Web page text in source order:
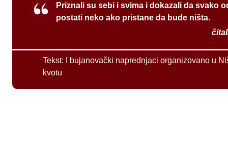
Priznali su sebi i svima i dokazali da svako
postati neko ako pristane da bude ništa.
Tekst:
I bujanovački naprednjaci organizovano u
kvotu